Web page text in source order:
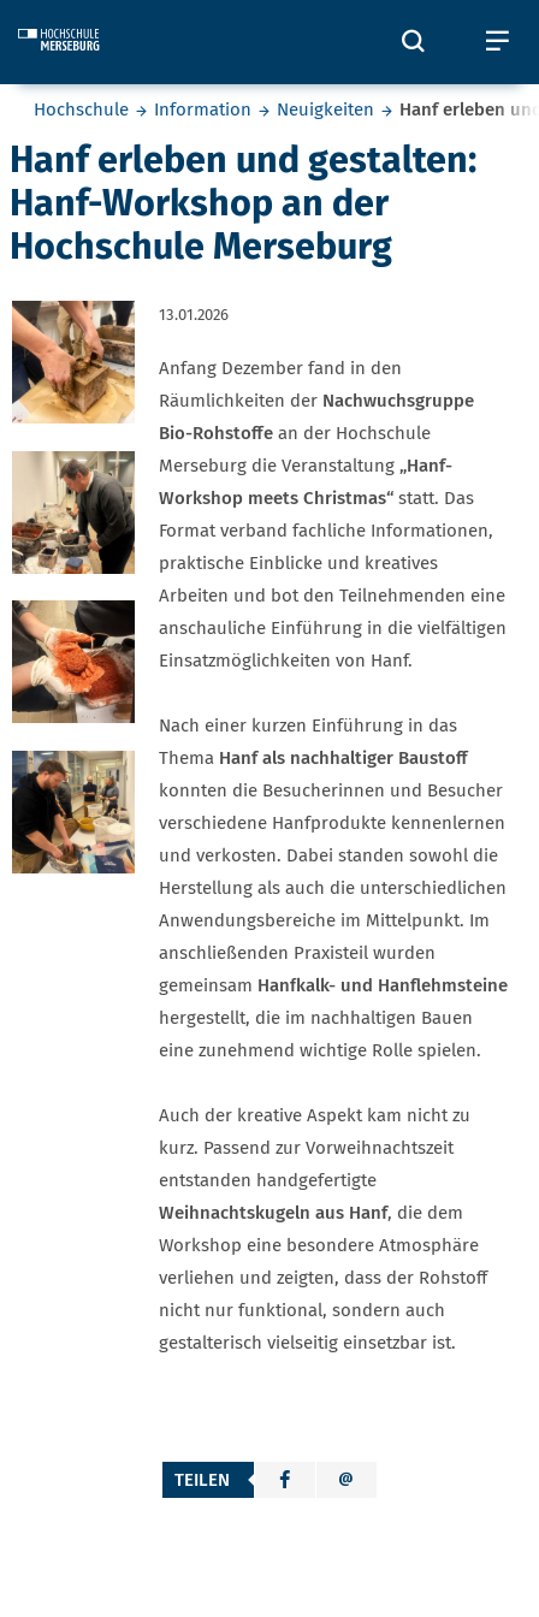
Öffnet
Sie befinden sich hier:
Hochschule Information Neuigkeiten Hanf erleben
Hanf erleben und gestalten:
Hanf-Workshop an der
Hochschule Merseburg
13.01.2026
Anfang Dezember fand in den
Räumlichkeiten der Nachwuchsgruppe
Bio-Rohstoffe an der Hochschule
Merseburg die Veranstaltung „Hanf-
Workshop meets Christmas“ statt. Das
Format verband fachliche Informationen,
praktische Einblicke und kreatives
Arbeiten und bot den Teilnehmenden eine
anschauliche Einführung in die vielfältigen
Einsatzmöglichkeiten von Hanf.
Nach einer kurzen Einführung in das
Thema Hanf als nachhaltiger Baustoff
konnten die Besucherinnen und Besucher
verschiedene Hanfprodukte kennenlernen
und verkosten. Dabei standen sowohl die
Herstellung als auch die unterschiedlichen
Anwendungsbereiche im Mittelpunkt. Im
anschließenden Praxisteil wurden
gemeinsam Hanfkalk- und Hanflehmsteine
hergestellt, die im nachhaltigen Bauen
eine zunehmend wichtige Rolle spielen.
Auch der kreative Aspekt kam nicht zu
kurz. Passend zur Vorweihnachtszeit
entstanden handgefertigte
Weihnachtskugeln aus Hanf, die dem
Workshop eine besondere Atmosphäre
verliehen und zeigten, dass der Rohstoff
nicht nur funktional, sondern auch
gestalterisch vielseitig einsetzbar ist.
TEILEN